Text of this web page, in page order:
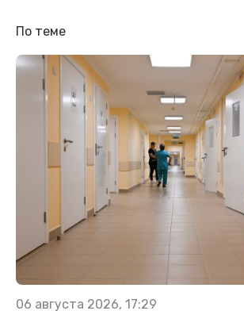
По теме
06 августа 2026, 17:29